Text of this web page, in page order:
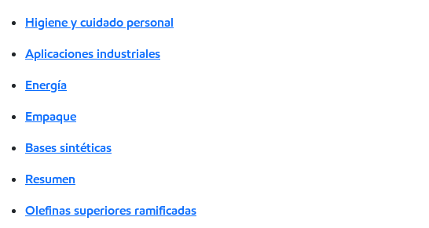
Higiene y cuidado personal
Aplicaciones industriales
Energía
Empaque
Bases sintéticas
Resumen
Olefinas superiores ramificadas